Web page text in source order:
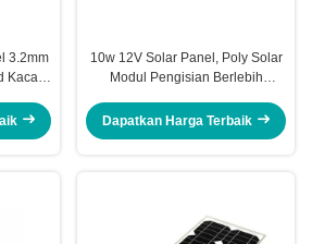
3.2mm
Kaca
10w 12V Solar Panel, Poly Solar
Modul Pengisian Berlebih
Dapatkan Harga Terbaik